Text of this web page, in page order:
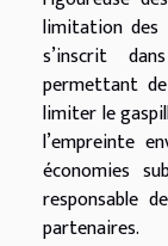
limitation des
s’inscrit
permettant
limiter le
l’empreinte
économies
responsable
partenaires.